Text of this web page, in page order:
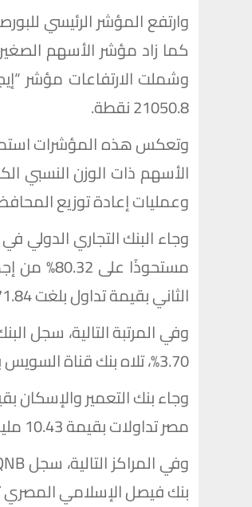
21050.8 نقطة.
وتعكس هذه المؤشرات
الأسهم ذات الوزن النسبي
وعمليات إعادة توزيع
مستحوذًا
الثاني بقيمة تداول بلغت 71.84 مليون جنيه، بنسبة استحواذ 8.26%.
3.70%، تلاه بنك قناة السويس بقيمة 16.64 مليون جنيه مستحوذًا على 1.91% من التداولات.
مصر تداولات بقيمة 10.43 مليون جنيه مستحوذًا على 1.20%.
بنك فيصل الإسلامي المصري تداولات بقيمة 5.48